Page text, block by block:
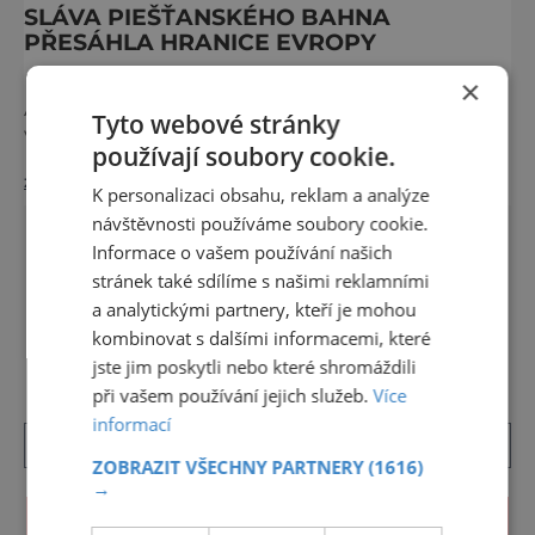
SLÁVA PIEŠŤANSKÉHO BAHNA
PŘESÁHLA HRANICE EVROPY
Lidé se sem jezdí léčit už celých 200 let.
A mnoho z těch, kdo Piešťany okusili, se
vrací. Nejenže prospějí svému zdraví, ale užijí
si tu i bohatý společenský život. Když se
řekne slovenské lázně, Piešťany bývají první
volbou. Jejich věhlas je mezinárodní. A není
divu. Město rozprostřené na březích řeky
Váhu je proslulé termálními prameny
zobrazit více >>
DALŠÍ ČLÁNKY ›
×
Tyto webové stránky
používají soubory cookie.
K personalizaci obsahu, reklam a analýze
návštěvnosti používáme soubory cookie.
Informace o vašem používání našich
stránek také sdílíme s našimi reklamními
a analytickými partnery, kteří je mohou
kombinovat s dalšími informacemi, které
jste jim poskytli nebo které shromáždili
při vašem používání jejich služeb.Více
informací
ZOBRAZIT VŠECHNY PARTNERY(1616)
→